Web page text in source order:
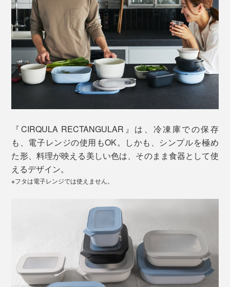
『CIRQULA RECTANGULAR』は、冷凍庫での保存
も、電子レンジの使用もOK。しかも、シンプルを極め
た形、料理が映える美しい色は、そのまま食器として使
えるデザイン。
※フタは電子レンジでは使えません。